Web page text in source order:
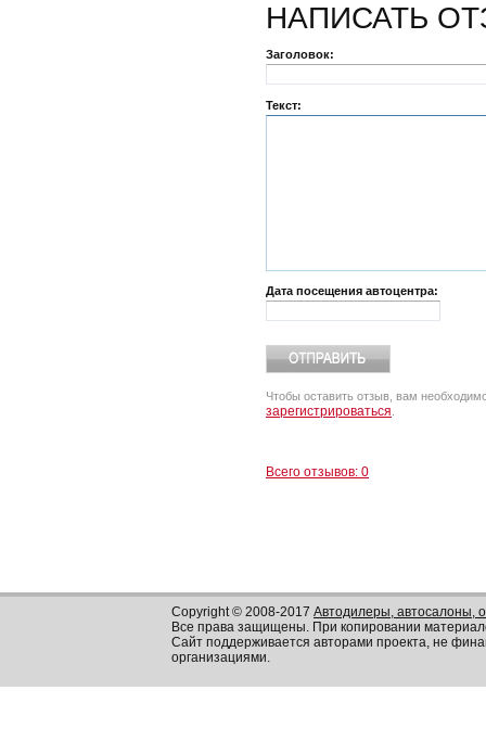
НАПИСАТЬ
Заголовок:
Текст:
Дата посещения автоцентра:
Чтобы оставить отзыв, вам
зарегистрироваться
Всего отзывов: 0
Copyright © 2008-2017 Автодилеры, автосалоны,
Все права защищены. При копировании
Сайт поддерживается авторами проекта, не
организациями.